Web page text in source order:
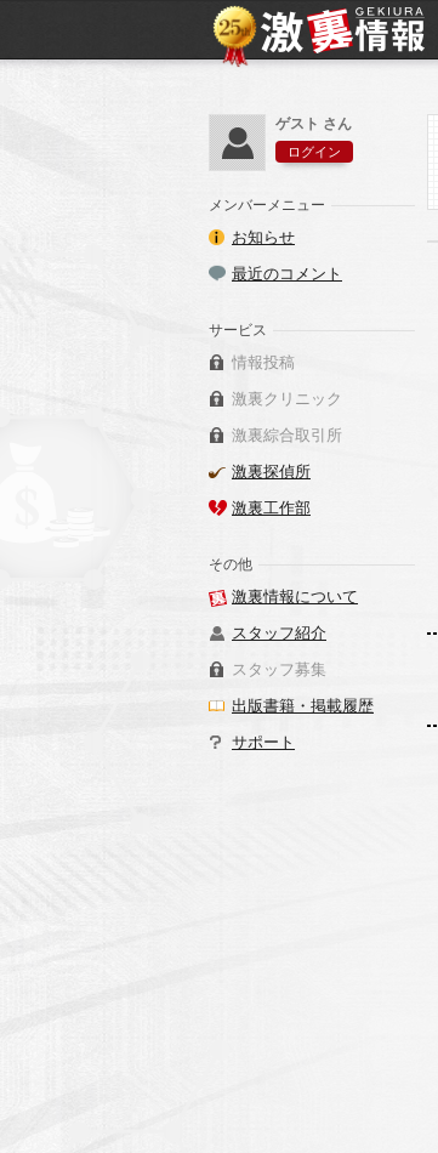
ゲスト さん
ログイン
メンバーメニュー
お知らせ
最近のコメント
サービス
情報投稿
激裏クリニック
激裏綜合取引所
激裏探偵所
激裏工作部
その他
激裏情報について
スタッフ紹介
スタッフ募集
出版書籍・掲載履歴
サポート